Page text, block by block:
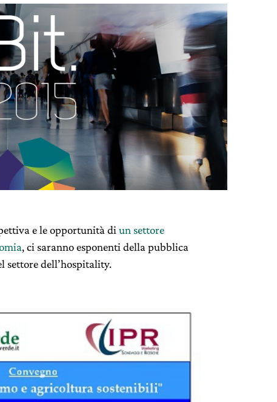
e le opportunità di un settore
, ci saranno esponenti della pubblica
settore dell’hospitality.